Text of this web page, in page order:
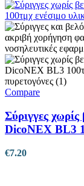
Compare
Σύριγγες
DicoNEX BL3
€7.20